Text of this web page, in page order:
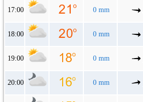
17:00 0 mm
18:00 0 mm
19:00 0 mm
20:00 0 mm